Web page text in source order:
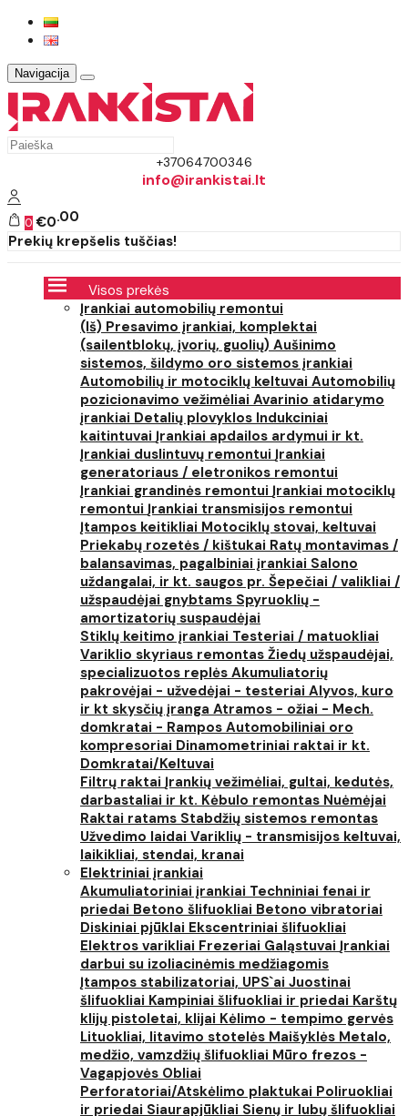
Navigacija
+37064700346
info@irankistai.lt
0 €0 00
Prekių krepšelis tuščias!
Visos prekės
Įrankiai automobilių remontui
(Iš) Presavimo įrankiai, komplektai
(sailentblokų, įvorių, guolių) Aušinimo
sistemos, šildymo oro sistemos įrankiai
Automobilių ir motociklų keltuvai Automobilių
pozicionavimo vežimėliai Avarinio atidarymo
įrankiai Detalių plovyklos Indukciniai
kaitintuvai Įrankiai apdailos ardymui ir kt.
Įrankiai duslintuvų remontui Įrankiai
generatoriaus / eletronikos remontui
Įrankiai grandinės remontui Įrankiai motociklų
remontui Įrankiai transmisijos remontui
Įtampos keitikliai Motociklų stovai, keltuvai
Priekabų rozetės / kištukai Ratų montavimas /
balansavimas, pagalbiniai įrankiai Salono
uždangalai, ir kt. saugos pr. Šepečiai / valikliai /
užspaudėjai gnybtams Spyruoklių -
amortizatorių suspaudėjai
Stiklų keitimo įrankiai Testeriai / matuokliai
Variklio skyriaus remontas Žiedų užspaudėjai,
specializuotos replės Akumuliatorių
pakrovėjai - užvedėjai - testeriai Alyvos, kuro
ir kt skysčių įranga Atramos - ožiai - Mech.
domkratai - Rampos Automobiliniai oro
kompresoriai Dinamometriniai raktai ir kt.
Domkratai/Keltuvai
Filtrų raktai Įrankių vežimėliai, gultai, kedutės,
darbastaliai ir kt. Kėbulo remontas Nuėmėjai
Raktai ratams Stabdžių sistemos remontas
Užvedimo laidai Variklių - transmisijos keltuvai,
laikikliai, stendai, kranai
Elektriniai įrankiai
Akumuliatoriniai įrankiai Techniniai fenai ir
priedai Betono šlifuokliai Betono vibratoriai
Diskiniai pjūklai Ekscentriniai šlifuokliai
Elektros varikliai Frezeriai Galąstuvai Įrankiai
darbui su izoliacinėmis medžiagomis
Įtampos stabilizatoriai, UPS`ai Juostinai
šlifuokliai Kampiniai šlifuokliai ir priedai Karštų
klijų pistoletai, klijai Kėlimo - tempimo gervės
Lituokliai, litavimo stotelės Maišyklės Metalo,
medžio, vamzdžių šlifuokliai Mūro frezos -
Vagapjovės Obliai
Perforatoriai/Atskėlimo plaktukai Poliruokliai
ir priedai Siaurapjūkliai Sienų ir lubų šlifuokliai